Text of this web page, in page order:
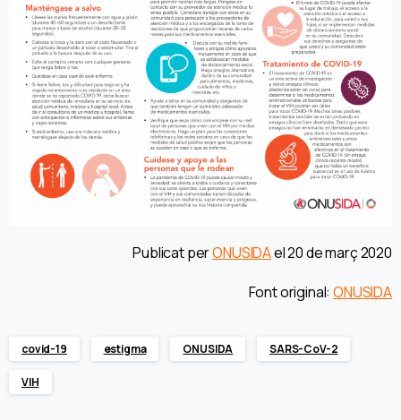
Publicat perONUSIDAel 20 de març 2020
Font original:ONUSIDA
covid-19 estigma ONUSIDA SARS-CoV-2
VIH